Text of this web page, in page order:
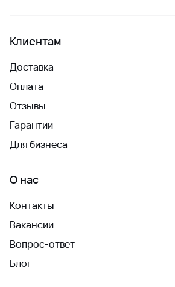
Клиентам
Доставка
Оплата
Отзывы
Гарантии
Для бизнеса
О нас
Контакты
Вакансии
Вопрос-ответ
Блог